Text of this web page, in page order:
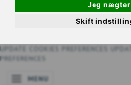
Jeg nægter
Skift
UPDATE COOKIES PREFERENCES
PREFERENCES
SKIFTE NAVIGATION
MENU